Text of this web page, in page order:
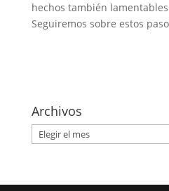
hechos también
Seguiremos sobre estos
Archivos
Archivos